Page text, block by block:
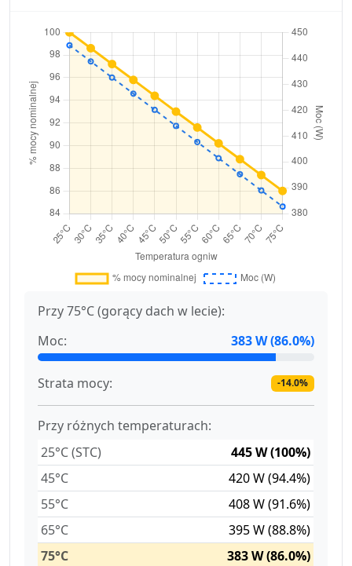
Przy 75°C (gorący dach w lecie):
Moc:
383 W (86.0%)
Strata mocy: -14.0%
Przy różnych temperaturach:
25°C (STC)
445 W (100%)
45°C
420 W (94.4%)
55°C
408 W (91.6%)
65°C
395 W (88.8%)
75°C
383 W (86.0%)